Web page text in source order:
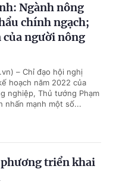
Ngành nông
chính ngạch;
người nông
– Chỉ đạo hội nghị
hoạch năm 2022 của
nghiệp, Thủ tướng Phạm
nhấn mạnh một số...
phương triển khai